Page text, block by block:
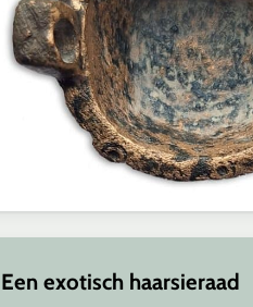
Een exotisch haarsieraad